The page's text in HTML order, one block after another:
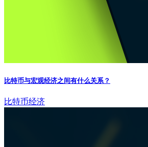
比特币与宏观经济之间有什么关系？
比特币经济